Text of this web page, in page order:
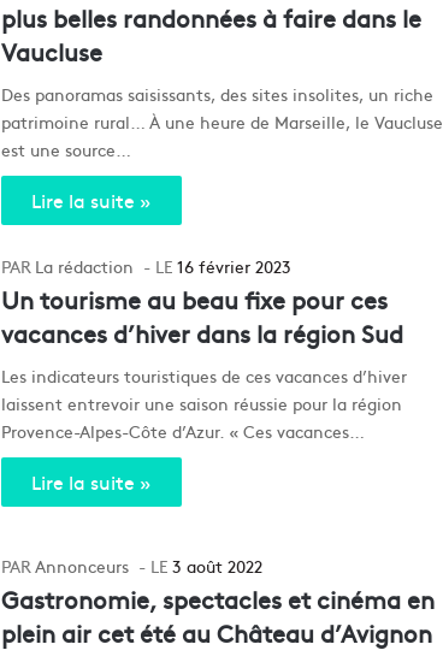
plus belles randonnées à faire dans le
Vaucluse
Des panoramas saisissants, des sites insolites, un riche
patrimoine rural… À une heure de Marseille, le Vaucluse
est une source…
Lire la suite »
La rédaction 16 février 2023
Un tourisme au beau fixe pour ces
vacances d’hiver dans la région Sud
Les indicateurs touristiques de ces vacances d’hiver
laissent entrevoir une saison réussie pour la région
Provence-Alpes-Côte d’Azur. « Ces vacances…
Lire la suite »
Annonceurs 3 août 2022
Gastronomie, spectacles et cinéma en
plein air cet été au Château d’Avignon